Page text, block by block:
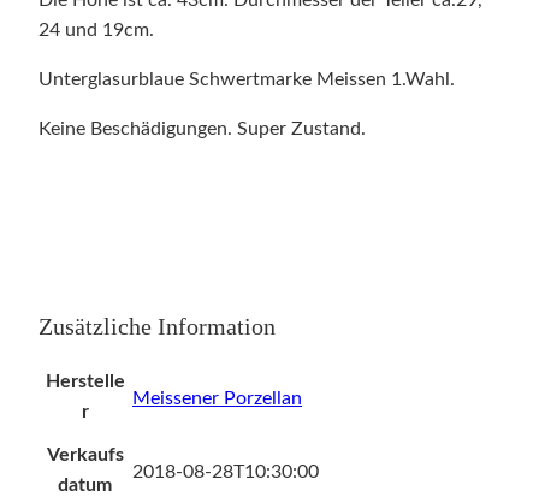
24 und 19cm.
Unterglasurblaue Schwertmarke Meissen 1.Wahl.
Keine Beschädigungen. Super Zustand.
Zusätzliche Information
Herstelle
r
Meissener Porzellan
Verkaufs
datum
2018-08-28T10:30:00